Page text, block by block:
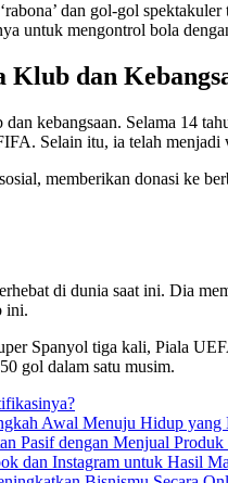
dan gol-gol
untuk mengontrol bola
dan
kebangsaan. Selama 14
Selain itu, ia telah
memberikan donasi ke
di dunia saat ini. Dia
ini.
Spanyol tiga kali, Piala
gol dalam satu musim.
Awal Menuju Hidup yang
Pasif dengan Menjual
dan Instagram untuk Hasil